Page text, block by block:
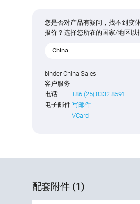
您是否对产品有疑问，找不到变
报价？选择您所在的国家/地区以
China
binder China Sales
客户服务
电话
+86 (25) 8332 8591
电子邮件写邮件
VCard
配套附件 (1)